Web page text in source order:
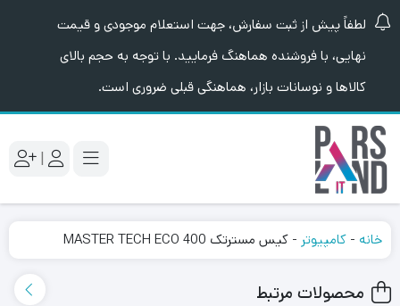
لطفاً پیش از ثبت سفارش، جهت استعلام موجودی و قیمت
نهایی، با فروشنده هماهنگ فرمایید. با توجه به حجم بالای
کالاها و نوسانات بازار، هماهنگی قبلی ضروری است.
|
خانه - کامپیوتر - کیس مسترتک MASTER TECH ECO 400
محصولات مرتبط